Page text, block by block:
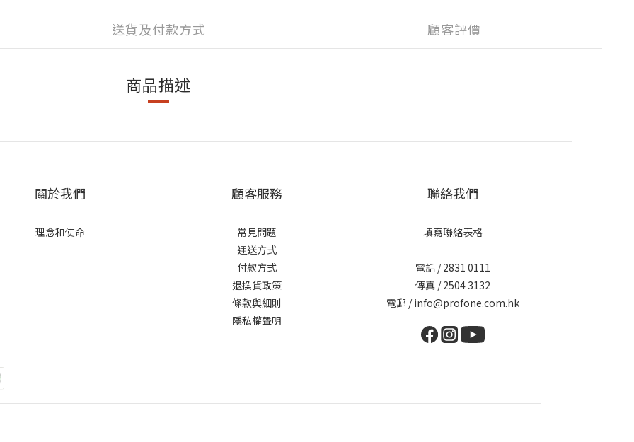
送貨及付款方式 顧客評價
商品描述
關於我們
理念和使命
顧客服務
常見問題
運送方式
付款方式
退換貨政策
條款與細則
隱私權聲明
聯絡我們
填寫聯絡表格
電話 / 2831 0111
傳真 / 2504 3132
電郵 / info@profone.com.hk